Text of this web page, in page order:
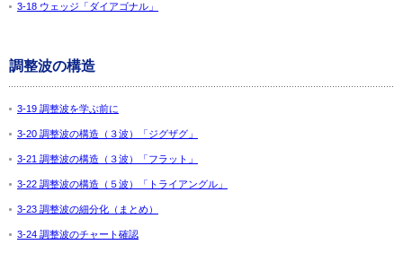
3-18 ウェッジ「ダイアゴナル」
調整波の構造
3-19 調整波を学ぶ前に
3-20 調整波の構造（３波）「ジグザグ」
3-21 調整波の構造（３波）「フラット」
3-22 調整波の構造（５波）「トライアングル」
3-23 調整波の細分化（まとめ）
3-24 調整波のチャート確認